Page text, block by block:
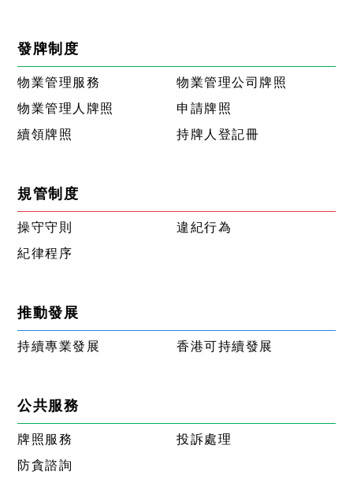
發牌制度
物業管理服務
物業管理公司牌照
物業管理人牌照
申請牌照
續領牌照
持牌人登記冊
規管制度
操守守則
違紀行為
紀律程序
推動發展
持續專業發展 香港可持續發展
公共服務
牌照服務
投訴處理
防貪諮詢